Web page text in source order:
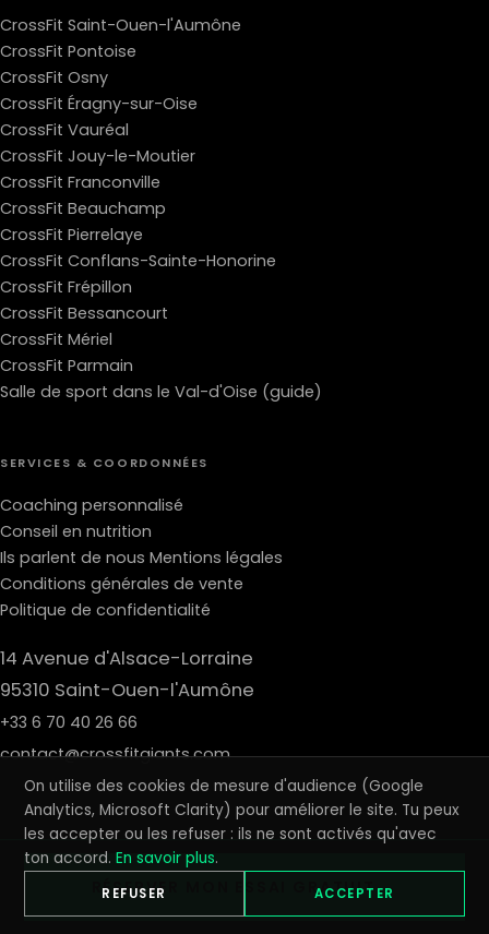
CrossFit Saint-Ouen-l'Aumône
CrossFit Pontoise
CrossFit Osny
CrossFit Éragny-sur-Oise
CrossFit Vauréal
CrossFit Jouy-le-Moutier
CrossFit Franconville
CrossFit Beauchamp
CrossFit Pierrelaye
CrossFit Conflans-Sainte-Honorine
CrossFit Frépillon
CrossFit Bessancourt
CrossFit Mériel
CrossFit Parmain
Salle de sport dans le Val-d'Oise (guide)
SERVICES & COORDONNÉES
Coaching personnalisé
Conseil en nutrition
Ils parlent de nous Mentions légales
Conditions générales de vente
Politique de confidentialité
14 Avenue d'Alsace-Lorraine
95310 Saint-Ouen-l'Aumône
+33 6 70 40 26 66
contact@crossfitgiants.com
© 2026 CROSSFIT GIANTS · REVIVE SARL · TOUS DROITS RÉSERVÉS ·
MENTIONS LÉGALES·CGV·CONFIDENTIALITÉ·GÉRER LES COOKIES
OUVERT 7J/7 · SAINT-OUEN-L'AUMÔNE (95)
RÉSERVER MON ESSAI GRATUIT →
On utilise des cookies de mesure d'audience (Google
Analytics, Microsoft Clarity) pour améliorer le site. Tu peux
les accepter ou les refuser : ils ne sont activés qu'avec
ton accord.En savoir plus.
REFUSER ACCEPTER